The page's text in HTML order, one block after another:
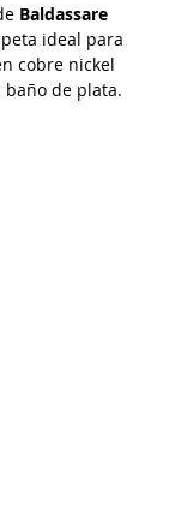
Baldassare
ideal para
cobre nickel
baño de plata.